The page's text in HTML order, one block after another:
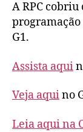
A RPC
G1.
Assista aqui
Veja aquino
Leia aqui na